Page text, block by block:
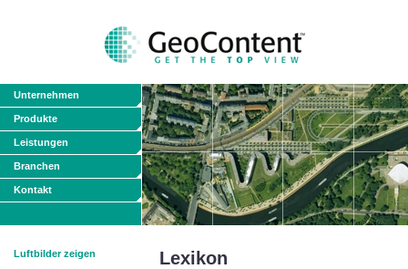
Unternehmen
Produkte
Leistungen
Branchen
Kontakt
Luftbilder zeigen
Lexikon